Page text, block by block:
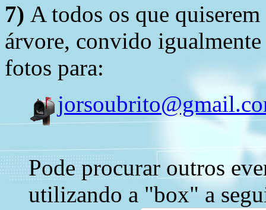
7) A todos os que
árvore, convido
fotos para:
Pode procurar outros
utilizando a "box" a